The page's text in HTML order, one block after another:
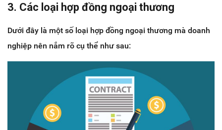
3. Các loại hợp đồng ngoại thương
Dưới đây là một số loại hợp đồng ngoại thương mà doanh
nghiệp nên nắm rõ cụ thể như sau: